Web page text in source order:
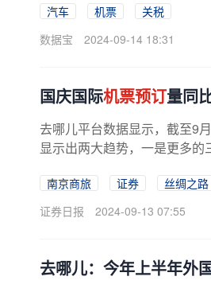
汽车 机票
关税
数据宝
2024-09-14 18:31
国庆国际机票预订量同
去哪儿平台数据显示，截至9
显示出两大趋势，一是更多
南京商旅 证券
丝绸之路
证券日报
2024-09-13 07:55
去哪儿：今年上半年外